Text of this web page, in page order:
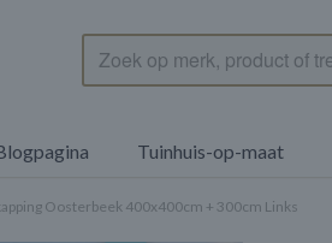
Tuinhuis-op-maat
Oosterbeek 400x400cm + 300cm Links